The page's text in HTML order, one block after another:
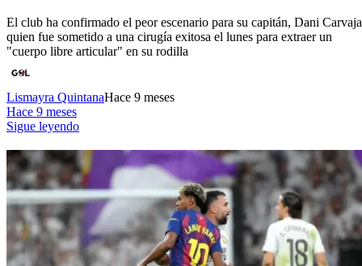
El club ha confirmado el peor escenario para su capitán, Dani
quien fue sometido a una cirugía exitosa el lunes para extraer un
"cuerpo libre articular" en su rodilla
Lismayra QuintanaHace 9 meses
Hace 9 meses
Sigue leyendo